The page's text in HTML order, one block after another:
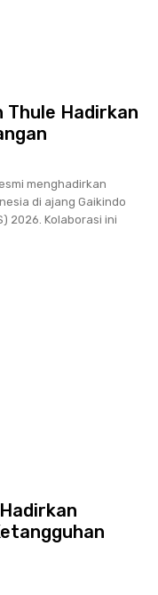
Thule Hadirkan
menghadirkan
di ajang Gaikindo
2026. Kolaborasi ini